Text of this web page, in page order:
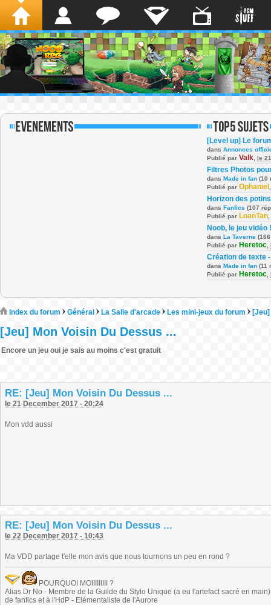
[Level up] Le
dans Annonces
Publié par Valk le
Filtres Photos
dans Made in fan (10
Publié par Ophaniel
Horizon des potins
dans Fanfics (107
Publié par LoanTan
Noob, le jeu vidéo !
dans La Taverne
Publié par Heretoc
Création de texte
dans Made in fan (11
Publié par Heretoc
Index du forum Général La Salle d'arcade Les mini-jeux du forum
[Jeu] Mon Voisin Du Dessus ...
Encore un jeu oui je sais au moins c'est gratuit
RE: [Jeu] Mon Voisin Du Dessus ...
le 21 December 2017 - 20:24
Mon vdd aussi
RE: [Jeu] Mon Voisin Du Dessus ...
le 22 December 2017 - 10:43
Ma VDD partage t'elle mon avis que nous tournons un peu en rond ?
POURQUOI MOIIIIIIIII ?
Alias Dr No - Membre de la Guilde du Stylo Unique (a eu l'artefact sacré en
de fanfics et à l'HdP - Elémentaliste de l'Aurore